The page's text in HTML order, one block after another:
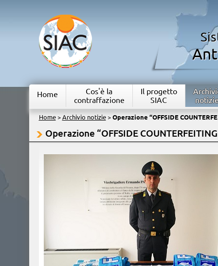
Home
Cos'è la
contraffazione
Il progetto
SIAC
Home> Archivio notizie> Operazione “OFFSIDE
Operazione “OFFSIDE